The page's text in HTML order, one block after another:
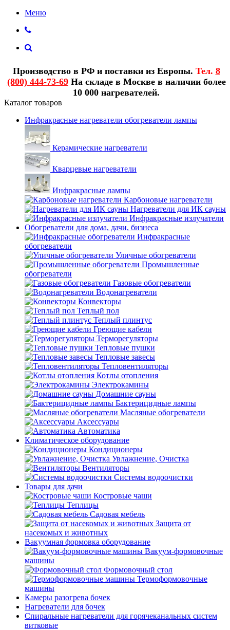
Меню
Производство в РФ и поставки из Европы. Тел. 8
(800) 444-73-69На складе в Москве в наличии более
10 000 нагревателей.
Каталог товаров
Инфракрасные нагреватели обогреватели лампы
Керамические нагреватели
Кварцевые нагреватели
Инфракрасные лампы
Карбоновые нагреватели
Нагреватели для ИК сауны
Инфракрасные излучатели
Обогреватели для дома, дачи, бизнеса
Инфракрасные
обогреватели
Уличные обогреватели
Промышленные
обогреватели
Газовые обогреватели
Водонагреватели
Конвекторы
Теплый пол
Теплый плинтус
Греющие кабели
Терморегуляторы
Тепловые пушки
Тепловые завесы
Тепловентиляторы
Котлы отопления
Электрокамины
Домашние сауны
Бактерицидные лампы
Масляные обогреватели
Аксессуары
Автоматика
Климатическое оборудование
Кондиционеры
Увлажнение, Очистка
Вентиляторы
Системы водоочистки
Товары для дачи
Костровые чаши
Теплицы
Садовая мебель
Защита от
насекомых и животных
Вакуумная формовка оборудование
Вакуум-формовочные
машины
Формовочный стол
Термоформовочные
машины
Камеры разогрева бочек
Нагреватели для бочек
Спиральные нагреватели для горячеканальных систем
витковые